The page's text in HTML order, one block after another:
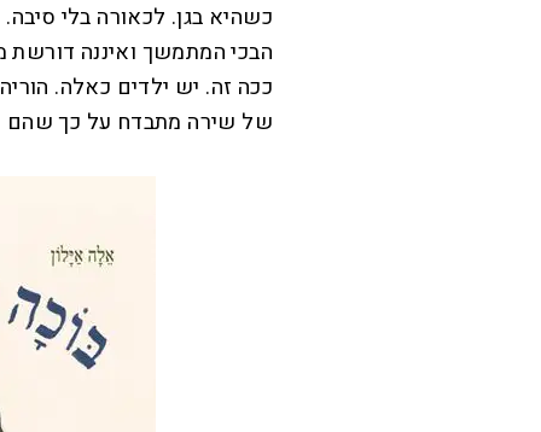
כשהיא בגן. לכאורה בלי
הבכי המתמשך ואיננה דורשת
ככה זה. יש ילדים כאלה.
של שירה מתבדח על כך שהם